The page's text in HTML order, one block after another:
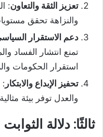
تعزيز الثقة والتعاون:
والنزاهة تحقق
دعم الاستقرار
تمنع انتشار الفساد
استقرار الحكومات
تحفيز الإبداع والابتكار :
والعدل توفر بيئة
ثالثًا: دلالة